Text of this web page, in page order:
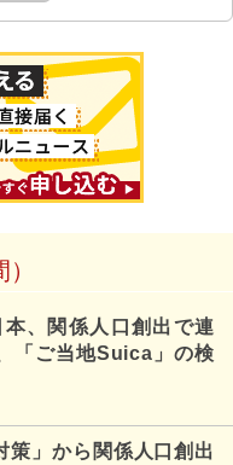
、関係人口創出で連
「ご当地Suica」の検
策」から関係人口創出